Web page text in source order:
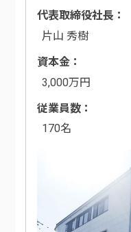
代表取締役社長
片山 秀樹
資本金
3,000万円
従業員数
170名